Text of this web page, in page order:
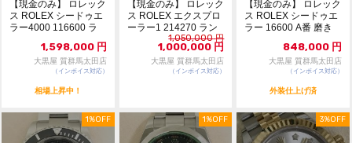
【現金のみ】 ロレック
ス ROLEX シードゥエ
ラー4000 116600 ラ
1,598,000 円
大黒屋 質群馬太田店
（インボイス対応）
相場上昇中！
【現金のみ】 ロレック
ス ROLEX エクスプロ
ーラー1 214270 ラン
1,050,000 円
1,000,000 円
大黒屋 質群馬太田店
（インボイス対応）
【現金のみ】 ロレック
ス ROLEX シードゥエ
ラー 16600 A番 磨き
848,000 円
大黒屋 質群馬太田店
（インボイス対応）
外装仕上げ済
1%OFF 1%OFF 3%OFF